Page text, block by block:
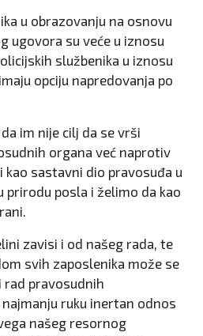
u obrazovanju na osnovu
ugovora su veće u iznosu
službenika u iznosu
opciju napredovanja po
im nije cilj da se vrši
organa već naprotiv
kao sastavni dio pravosuđa u
prirodu posla i želimo da kao
zavisi i od našeg rada, te
svih zaposlenika može se
pravosudnih
ruku inertan odnos
našeg resornog